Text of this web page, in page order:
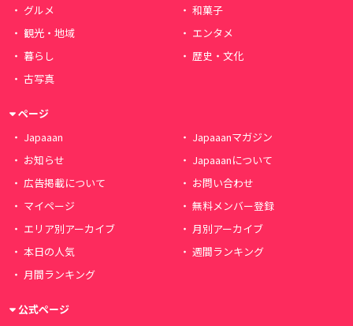
グルメ
和菓子
観光・地域
エンタメ
暮らし
歴史・文化
古写真
ページ
Japaaan
Japaaanマガジン
お知らせ
Japaaanについて
広告掲載について
お問い合わせ
マイページ
無料メンバー登録
エリア別アーカイブ
月別アーカイブ
本日の人気
週間ランキング
月間ランキング
公式ページ